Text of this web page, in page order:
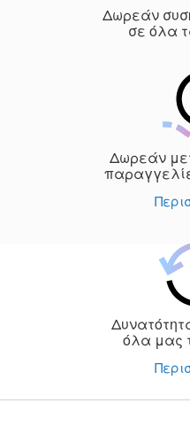
Δωρεάν
σε όλα
Δωρεάν
όλα μας